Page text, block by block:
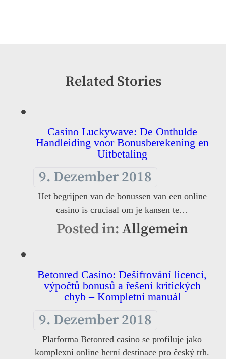
Related Stories
Casino Luckywave: De Onthulde
Handleiding voor Bonusberekening en
Uitbetaling
9. Dezember 2018
Het begrijpen van de bonussen van een online
casino is cruciaal om je kansen te…
Posted in: Allgemein
Betonred Casino: Dešifrování licencí,
výpočtů bonusů a řešení kritických
chyb – Kompletní manuál
9. Dezember 2018
Platforma Betonred casino se profiluje jako
komplexní online herní destinace pro český trh.